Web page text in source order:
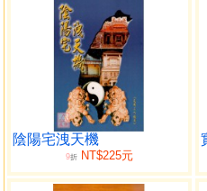
先天八卦配洛書之數
後天八卦配洛書之數
白陽八卦圖
第二章 陰陽宅勘察實景攝影
照片 五十四張
第三章 陽宅吉凶實例繪圖解說
圖例一～圖例九○
第四章 三元地理真訣篇
丑山未向 重點說明
陰陽宅洩天機
9折NT$225元